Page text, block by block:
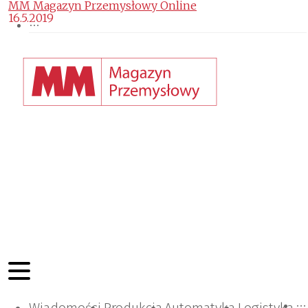
MM Magazyn Przemysłowy Online
16.5.2019